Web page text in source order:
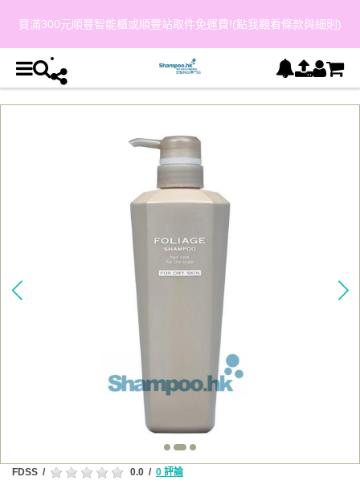
買滿300元順豐智能櫃或順豐站取件免運費!(點我觀看條款與細則)
FDSS / 0.0 / 0 評論